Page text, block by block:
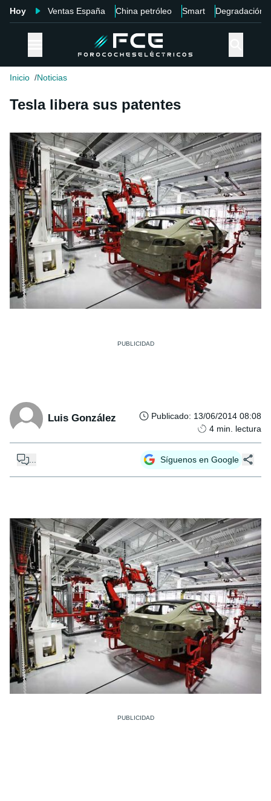
Hoy Ventas España China petróleo Smart Degradación
Inicio Noticias
Tesla libera sus patentes
Luis González Publicado: 13/06/2014 08:08
4 min. lectura
Síguenos en Google